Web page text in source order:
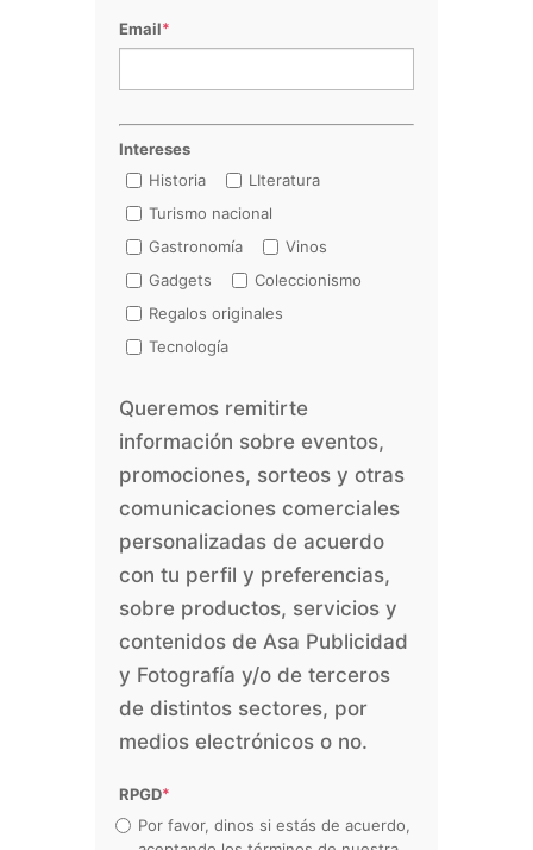
Email*
Intereses
Historia
LIteratura
Turismo nacional
Gastronomía
Vinos
Gadgets
Coleccionismo
Regalos originales
Tecnología
Queremos remitirte
información sobre eventos,
promociones, sorteos y otras
comunicaciones comerciales
personalizadas de acuerdo
con tu perfil y preferencias,
sobre productos, servicios y
contenidos de Asa Publicidad
y Fotografía y/o de terceros
de distintos sectores, por
medios electrónicos o no.
RPGD*
Por favor, dinos si estás de acuerdo,